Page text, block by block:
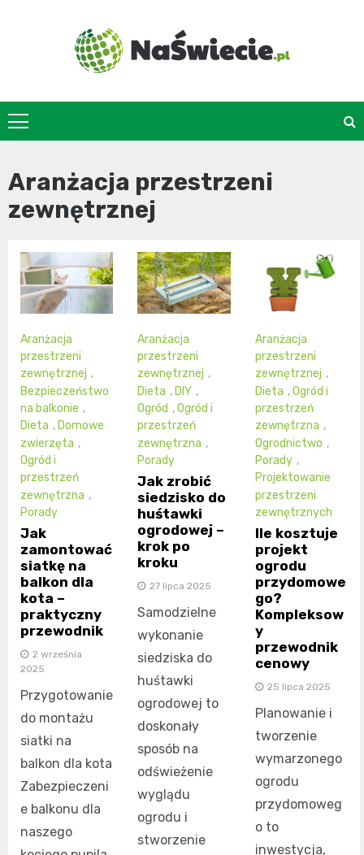
naswiecie.pl
Aranżacja przestrzeni
zewnętrznej
Aranżacja
przestrzeni
zewnętrznej ,
Bezpieczeństwo
na balkonie ,
Dieta , Domowe
zwierzęta ,
Ogród i
przestrzeń
zewnętrzna ,
Porady
Jak
zamontować
siatkę na
balkon dla
kota –
praktyczny
przewodnik
2 września
2025
Przygotowanie
do montażu
siatki na
balkon dla kota
Zabezpieczeni
e balkonu dla
naszego
Aranżacja
przestrzeni
zewnętrznej ,
Dieta , DIY ,
Ogród ,Ogród i
przestrzeń
zewnętrzna ,
Porady
Jak zrobić
siedzisko do
huśtawki
ogrodowej –
krok po
kroku
27 lipca 2025
Samodzielne
wykonanie
siedziska do
huśtawki
ogrodowej to
doskonały
sposób na
odświeżenie
wyglądu
ogrodu i
stworzenie
Aranżacja
przestrzeni
zewnętrznej ,
Dieta ,Ogród i
przestrzeń
zewnętrzna ,
Ogrodnictwo ,
Porady ,
Projektowanie
przestrzeni
zewnętrznych
Ile kosztuje
projekt
ogrodu
przydomowe
go?
Kompleksow
y
przewodnik
cenowy
25 lipca 2025
Planowanie i
tworzenie
wymarzonego
ogrodu
przydomoweg
o to
inwestycja,